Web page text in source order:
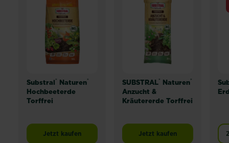
Substral® Naturen®
Hochbeeterde
Torffrei
Jetzt kaufenSubstral® Naturen® Hochbeeterde Torffrei
SUBSTRAL® Naturen®
Anzucht &
Kräutererde Torffrei
Jetzt kaufenSUBSTRAL® Naturen®